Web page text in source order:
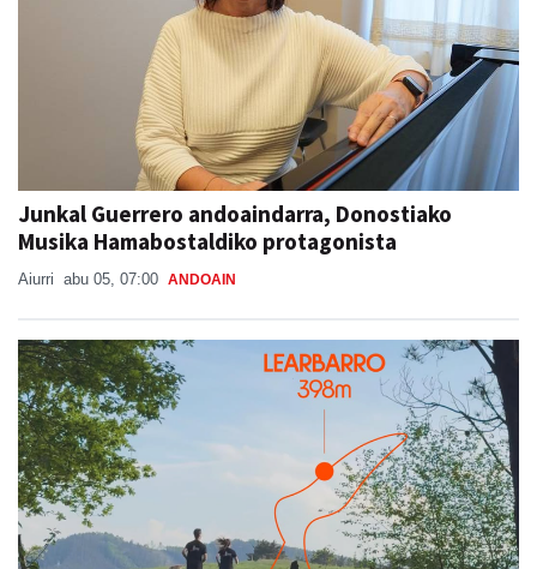
Junkal Guerrero andoaindarra, Donostiako
Musika Hamabostaldiko protagonista
Aiurri abu 05, 07:00 ANDOAIN